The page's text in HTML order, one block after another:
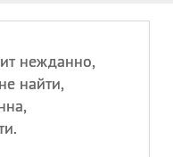
нежданно,
найти,